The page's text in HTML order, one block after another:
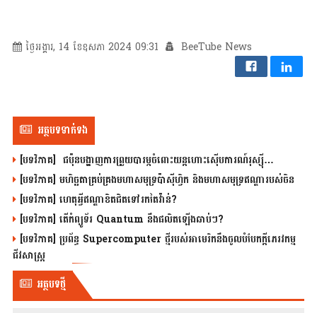
ថ្ងៃអង្គារ, 14 ខែឧសភា 2024 09:31 BeeTube News
អត្ថបទទាក់ទង
[បទវិភាគ] ជប៉ុនបង្ហាញការព្រួយបារម្ភចំពោះយន្តហោះស៊ើបការណ៍រុស្ស៊ី…
[បទវិភាគ] មហិច្ឆតាគ្រប់គ្រងមហាសមុទ្រប៉ាស៊ីហ្វិក និងមហាសមុទ្រឥណ្ឌារបស់ចិន
[បទវិភាគ] ហេតុអ្វីឥណ្ឌាខិតជិតទៅរកតៃវ៉ាន់?
[បទវិភាគ] តើកំព្យូទ័រ Quantum នឹងផលិតឡើងឆាប់ៗ?
[បទវិភាគ] ប្រព័ន្ធ Supercomputer ថ្មីរបស់អាមេរិកនឹងចូលបំបែកក្តីភេរវកម្ម
ជីវសាស្រ្ត
អត្ថបទថ្មី